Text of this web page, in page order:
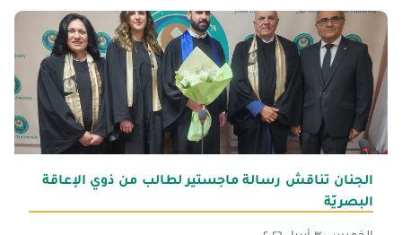
الجنان تناقش رسالة ماجستير لطالب من ذوي الإعاقة
البصريّة